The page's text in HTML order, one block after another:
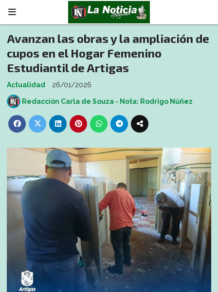
Avanzan las obras y la ampliación de
cupos en el Hogar Femenino
Estudiantil de Artigas
Actualidad 26/01/2026
Redacción Carla de Souza - Nota: Rodrigo Núñez